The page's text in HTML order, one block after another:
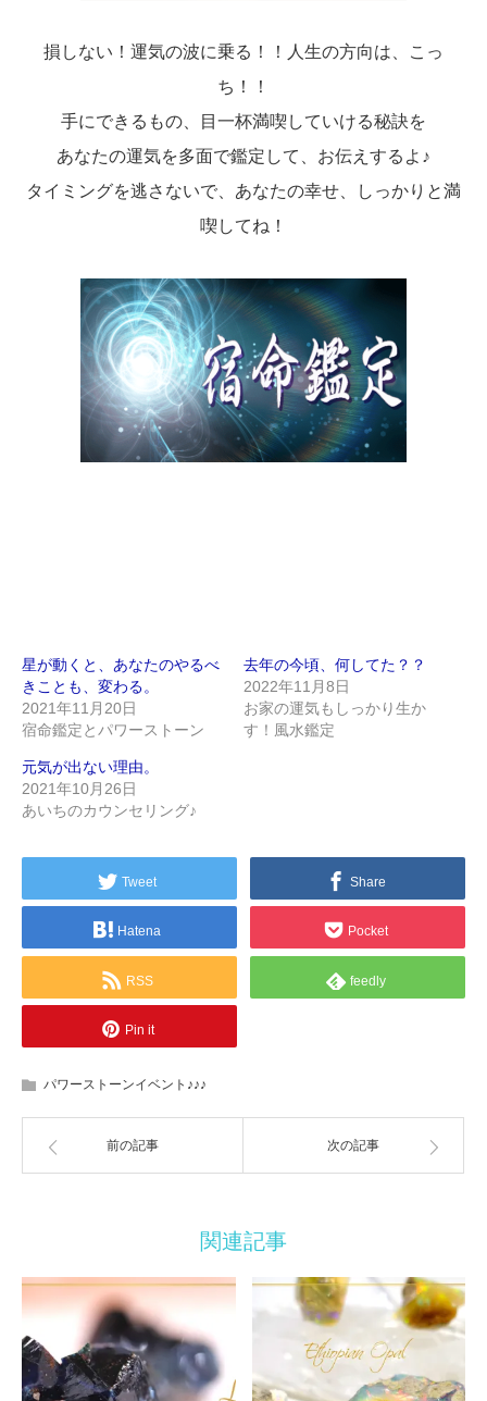
損しない！運気の波に乗る！！人生の方向は、こっ
ち！！
手にできるもの、目一杯満喫していける秘訣を
あなたの運気を多面で鑑定して、お伝えするよ♪
タイミングを逃さないで、あなたの幸せ、しっかりと満
喫してね！
星が動くと、あなたのやるべ
きことも、変わる。
2021年11月20日
宿命鑑定とパワーストーン
去年の今頃、何してた？？
2022年11月8日
お家の運気もしっかり生か
す！風水鑑定
元気が出ない理由。
2021年10月26日
あいちのカウンセリング♪
Tweet Share
Hatena Pocket
RSS feedly
Pin it
パワーストーンイベント♪♪♪
前の記事 次の記事
関連記事